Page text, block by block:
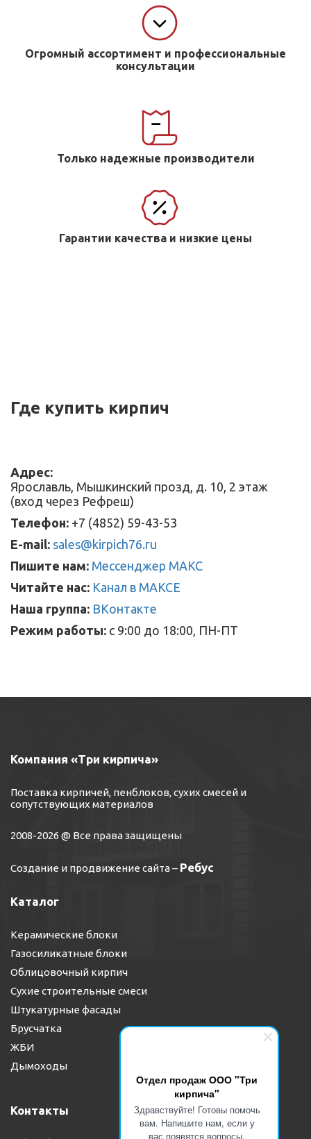
Отдел продаж ООО "Три
кирпича"
Здравствуйте! Готовы помочь
вам. Напишите нам, если у
вас появятся вопросы.
Огромный ассортимент и профессиональные
консультации
Только надежные производители
Гарантии качества и низкие цены
Где купить кирпич
Адрес:
Ярославль, Мышкинский прозд, д. 10, 2 этаж
(вход через Рефреш)
Телефон: +7 (4852) 59-43-53
E-mail: sales@kirpich76.ru
Пишите нам: Мессенджер МАКС
Читайте нас: Канал в МАКСЕ
Наша группа: ВКонтакте
Режим работы: с 9:00 до 18:00, ПН-ПТ
Компания «Три кирпича»
Поставка кирпичей, пенблоков, сухих смесей и
сопутствующих материалов
2008-2026 @ Все права защищены
Создание и продвижение сайта– Ребус
Каталог
Керамические блоки
Газосиликатные блоки
Облицовочный кирпич
Сухие строительные смеси
Штукатурные фасады
Брусчатка
ЖБИ
Дымоходы
Контакты